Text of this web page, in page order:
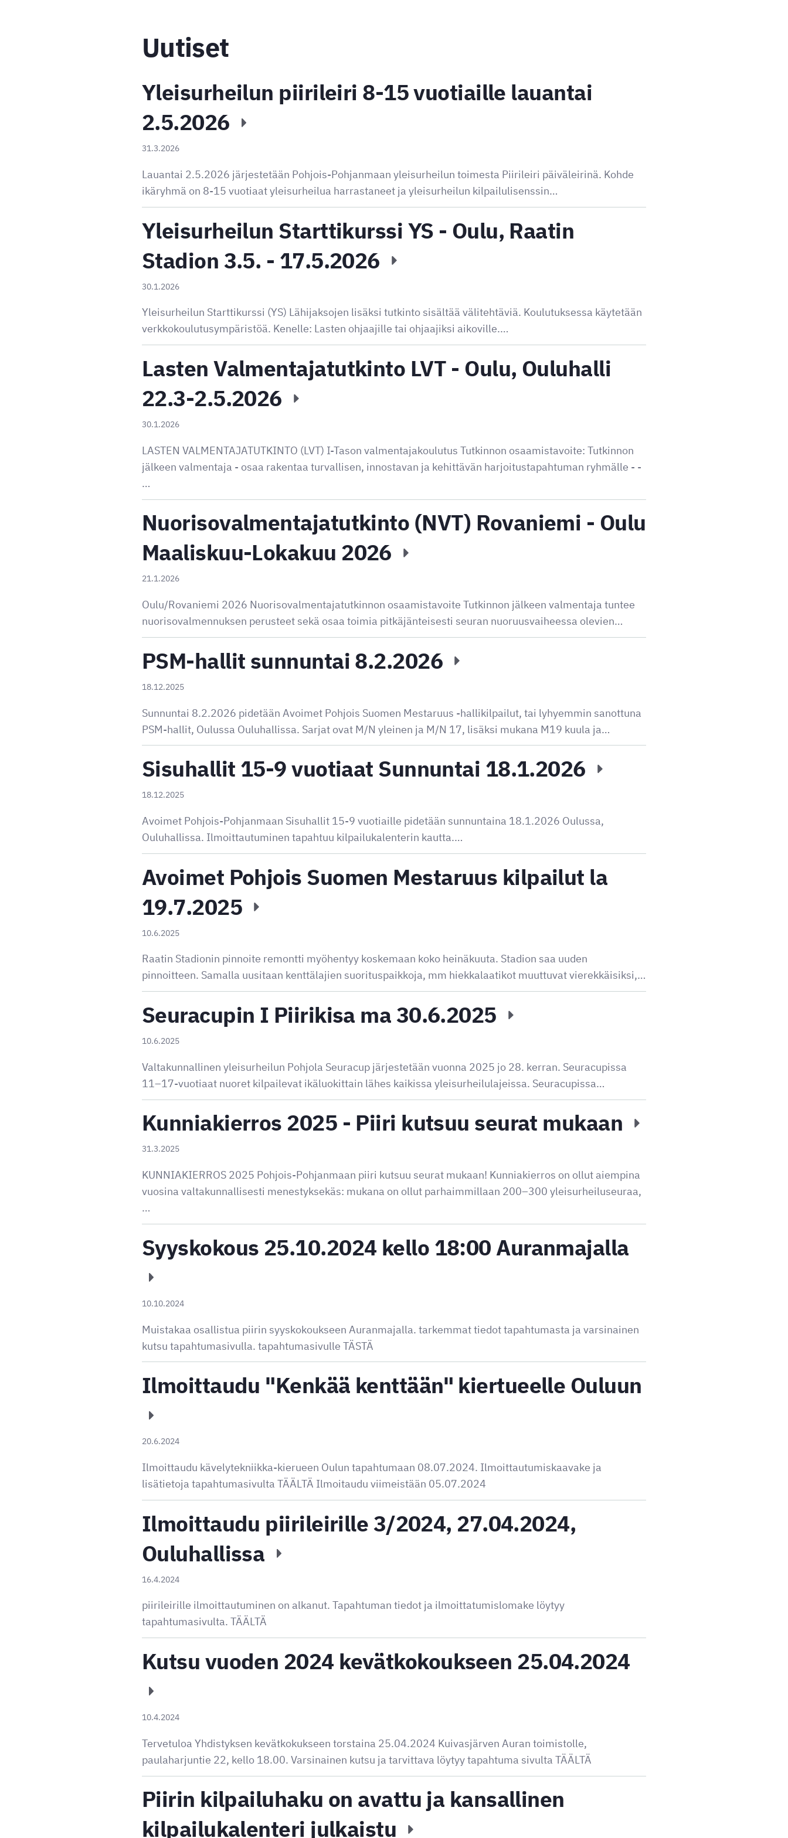
Uutiset
Yleisurheilun piirileiri 8-15 vuotiaille lauantai
2.5.2026
31.3.2026
Lauantai 2.5.2026 järjestetään Pohjois-Pohjanmaan yleisurheilun toimesta Piirileiri päiväleirinä. Kohde
ikäryhmä on 8-15 vuotiaat yleisurheilua harrastaneet ja yleisurheilun kilpailulisenssin…
Yleisurheilun Starttikurssi YS - Oulu, Raatin
Stadion 3.5. - 17.5.2026
30.1.2026
Yleisurheilun Starttikurssi (YS) Lähijaksojen lisäksi tutkinto sisältää välitehtäviä. Koulutuksessa käytetään
verkkokoulutusympäristöä. Kenelle: Lasten ohjaajille tai ohjaajiksi aikoville.…
Lasten Valmentajatutkinto LVT - Oulu, Ouluhalli
22.3-2.5.2026
30.1.2026
LASTEN VALMENTAJATUTKINTO (LVT) I-Tason valmentajakoulutus Tutkinnon osaamistavoite: Tutkinnon
jälkeen valmentaja - osaa rakentaa turvallisen, innostavan ja kehittävän harjoitustapahtuman ryhmälle - -
…
Nuorisovalmentajatutkinto (NVT) Rovaniemi - Oulu
Maaliskuu-Lokakuu 2026
21.1.2026
Oulu/Rovaniemi 2026 Nuorisovalmentajatutkinnon osaamistavoite Tutkinnon jälkeen valmentaja tuntee
nuorisovalmennuksen perusteet sekä osaa toimia pitkäjänteisesti seuran nuoruusvaiheessa olevien…
PSM-hallit sunnuntai 8.2.2026
18.12.2025
Sunnuntai 8.2.2026 pidetään Avoimet Pohjois Suomen Mestaruus -hallikilpailut, tai lyhyemmin sanottuna
PSM-hallit, Oulussa Ouluhallissa. Sarjat ovat M/N yleinen ja M/N 17, lisäksi mukana M19 kuula ja…
Sisuhallit 15-9 vuotiaat Sunnuntai 18.1.2026
18.12.2025
Avoimet Pohjois-Pohjanmaan Sisuhallit 15-9 vuotiaille pidetään sunnuntaina 18.1.2026 Oulussa,
Ouluhallissa. Ilmoittautuminen tapahtuu kilpailukalenterin kautta.…
Avoimet Pohjois Suomen Mestaruus kilpailut la
19.7.2025
10.6.2025
Raatin Stadionin pinnoite remontti myöhentyy koskemaan koko heinäkuuta. Stadion saa uuden
pinnoitteen. Samalla uusitaan kenttälajien suorituspaikkoja, mm hiekkalaatikot muuttuvat vierekkäisiksi,…
Seuracupin I Piirikisa ma 30.6.2025
10.6.2025
Valtakunnallinen yleisurheilun Pohjola Seuracup järjestetään vuonna 2025 jo 28. kerran. Seuracupissa
11–17-vuotiaat nuoret kilpailevat ikäluokittain lähes kaikissa yleisurheilulajeissa. Seuracupissa…
Kunniakierros 2025 - Piiri kutsuu seurat mukaan
31.3.2025
KUNNIAKIERROS 2025 Pohjois-Pohjanmaan piiri kutsuu seurat mukaan! Kunniakierros on ollut aiempina
vuosina valtakunnallisesti menestyksekäs: mukana on ollut parhaimmillaan 200–300 yleisurheiluseuraa,
…
Syyskokous 25.10.2024 kello 18:00 Auranmajalla
10.10.2024
Muistakaa osallistua piirin syyskokoukseen Auranmajalla. tarkemmat tiedot tapahtumasta ja varsinainen
kutsu tapahtumasivulla. tapahtumasivulle TÄSTÄ
Ilmoittaudu "Kenkää kenttään" kiertueelle Ouluun
20.6.2024
Ilmoittaudu kävelytekniikka-kierueen Oulun tapahtumaan 08.07.2024. Ilmoittautumiskaavake ja
lisätietoja tapahtumasivulta TÄÄLTÄ Ilmoitaudu viimeistään 05.07.2024
Ilmoittaudu piirileirille 3/2024, 27.04.2024,
Ouluhallissa
16.4.2024
piirileirille ilmoittautuminen on alkanut. Tapahtuman tiedot ja ilmoittatumislomake löytyy
tapahtumasivulta. TÄÄLTÄ
Kutsu vuoden 2024 kevätkokoukseen 25.04.2024
10.4.2024
Tervetuloa Yhdistyksen kevätkokukseen torstaina 25.04.2024 Kuivasjärven Auran toimistolle,
paulaharjuntie 22, kello 18.00. Varsinainen kutsu ja tarvittava löytyy tapahtuma sivulta TÄÄLTÄ
Piirin kilpailuhaku on avattu ja kansallinen
kilpailukalenteri julkaistu